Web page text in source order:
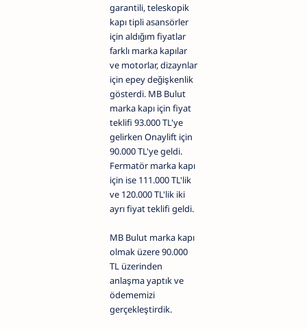
garantili, teleskopik
kapı tipli asansörler
için aldığım fiyatlar
farklı marka kapılar
ve motorlar, dizaynlar
için epey değişkenlik
gösterdi. MB Bulut
marka kapı için fiyat
teklifi 93.000 TL'ye
gelirken Onaylift için
90.000 TL'ye geldi.
Fermatör marka kapı
için ise 111.000 TL'lik
ve 120.000 TL'lik iki
ayrı fiyat teklifi geldi.
MB Bulut marka kapı
olmak üzere 90.000
TL üzerinden
anlaşma yaptık ve
ödememizi
gerçekleştirdik.